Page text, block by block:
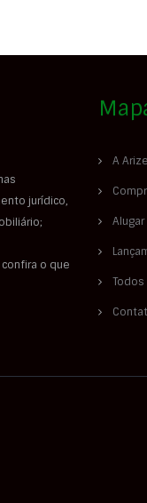
jurídico,
o que
A Arize
Alugar